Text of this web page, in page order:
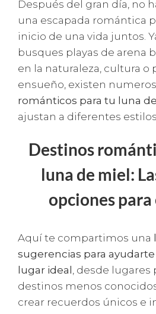
Después del gran día, no
una escapada romántica
inicio de una vida juntos.
busques playas de arena
en la naturaleza, cultura o
ensueño, existen
románticos para tu luna
ajustan a diferentes
Destinos
luna de miel:
opciones para
Aquí te compartimos una
sugerencias para
lugar ideal , desde
destinos menos
crear recuerdos únicos e